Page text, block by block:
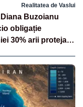
Realitatea de Vaslui
Buzoianu
obligație
30% arii protejate